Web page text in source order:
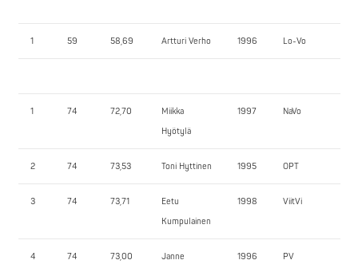
1 59 58,69 Artturi Verho 1996 Lo-Vo
1 74 72,70
Miikka
Hyötylä
1997 NaVo
2 74 73,53 Toni Hyttinen 1995 OPT
3 74 73,71
Eetu
Kumpulainen
1998 ViitVi
4 74 73,00
Janne
1996 PV